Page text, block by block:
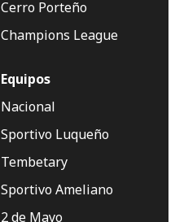
Cerro Porteño
Champions League
Equipos
Nacional
Sportivo Luqueño
Tembetary
Sportivo Ameliano
2 de Mayo